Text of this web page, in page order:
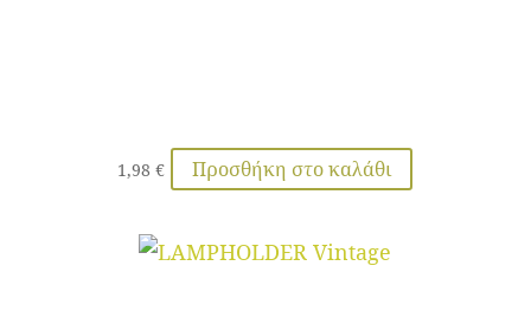
1,98€ Προσθήκη στο καλάθι